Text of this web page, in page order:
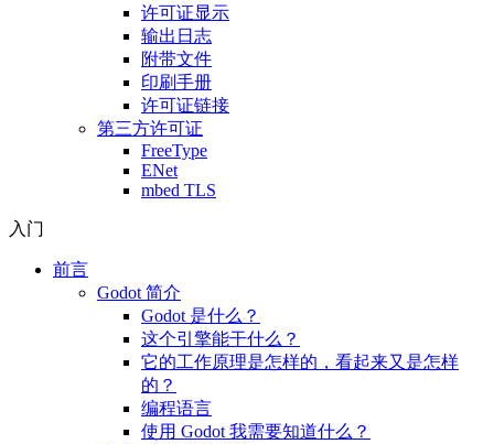
许可证显示
输出日志
附带文件
印刷手册
许可证链接
第三方许可证
FreeType
ENet
mbed TLS
入门
前言
Godot 简介
Godot 是什么？
这个引擎能干什么？
它的工作原理是怎样的，看起来又是怎样
的？
编程语言
使用 Godot 我需要知道什么？